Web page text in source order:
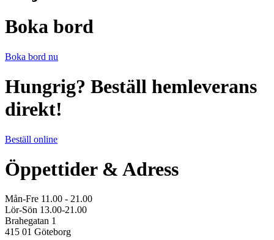
på
produktsidan
Boka bord
Boka bord nu
Hungrig? Beställ hemleverans
direkt!
Beställ online
Öppettider & Adress
Mån-Fre 11.00 - 21.00
Lör-Sön 13.00-21.00
Brahegatan 1
415 01 Göteborg